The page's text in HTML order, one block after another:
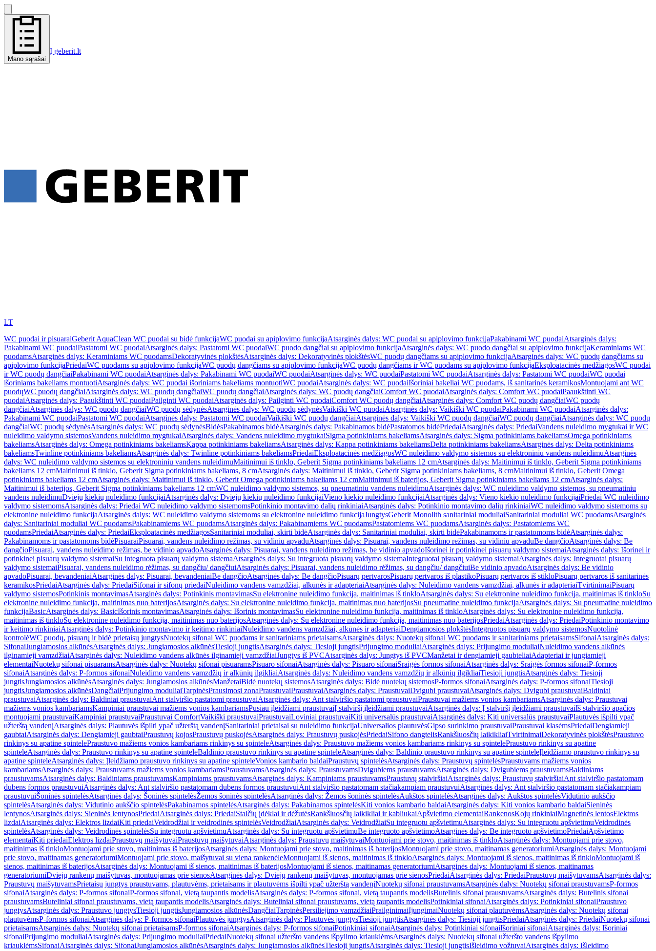
Mano sąrašai
Į geberit.lt
LT
WC puodai ir pisuaraiGeberit AquaClean WC puodai su bidė funkcijaWC puodai su apiplovimo funkcijaAtsarginės dalys: WC puodai su apiplovimo funkcijaPakabinami WC puodaiAtsarginės dalys:
Pakabinami WC puodaiPastatomi WC puodaiAtsarginės dalys: Pastatomi WC puodaiWC puodo dangčiai su apiplovimo funkcijaAtsarginės dalys: WC puodo dangčiai su apiplovimo funkcijaKeraminiams WC
puodamsAtsarginės dalys: Keraminiams WC puodamsDekoratyvinės plokštėsAtsarginės dalys: Dekoratyvinės plokštėsWC puodų dangčiams su apiplovimo funkcijaAtsarginės dalys: WC puodų dangčiams su
apiplovimo funkcijaPriedaiWC puodams su apiplovimo funkcijaWC puodų dangčiams su apiplovimo funkcijaWC puodų dangčiams ir WC puodams su apiplovimo funkcijaEksploatacinės medžiagosWC puodai
ir WC puodų dangčiaiPakabinami WC puodaiAtsarginės dalys: Pakabinami WC puodaiWC puodaiAtsarginės dalys: WC puodaiPastatomi WC puodaiAtsarginės dalys: Pastatomi WC puodaiWC puodai
išoriniams bakeliams montuotiAtsarginės dalys: WC puodai išoriniams bakeliams montuotiWC puodaiAtsarginės dalys: WC puodaiIšoriniai bakeliai WC puodams, iš sanitarinės keramikosMontuojami ant WC
puodųWC puodų dangčiaiAtsarginės dalys: WC puodų dangčiaiWC puodų dangčiaiAtsarginės dalys: WC puodų dangčiaiComfort WC puodaiAtsarginės dalys: Comfort WC puodaiPaaukštinti WC
puodaiAtsarginės dalys: Paaukštinti WC puodaiPailginti WC puodaiAtsarginės dalys: Pailginti WC puodaiComfort WC puodų dangčiaiAtsarginės dalys: Comfort WC puodų dangčiaiWC puodų
dangčiaiAtsarginės dalys: WC puodų dangčiaiWC puodų sėdynėsAtsarginės dalys: WC puodų sėdynėsVaikiški WC puodaiAtsarginės dalys: Vaikiški WC puodaiPakabinami WC puodaiAtsarginės dalys:
Pakabinami WC puodaiPastatomi WC puodaiAtsarginės dalys: Pastatomi WC puodaiVaikiški WC puodų dangčiaiAtsarginės dalys: Vaikiški WC puodų dangčiaiWC puodų dangčiaiAtsarginės dalys: WC puodų
dangčiaiWC puodų sėdynėsAtsarginės dalys: WC puodų sėdynėsBidėsPakabinamos bidėAtsarginės dalys: Pakabinamos bidėPastatomos bidėPriedaiAtsarginės dalys: PriedaiVandens nuleidimo mygtukai ir WC
nuleidimo valdymo sistemosVandens nuleidimo mygtukaiAtsarginės dalys: Vandens nuleidimo mygtukaiSigma potinkiniams bakeliamsAtsarginės dalys: Sigma potinkiniams bakeliamsOmega potinkiniams
bakeliamsAtsarginės dalys: Omega potinkiniams bakeliamsKappa potinkiniams bakeliamsAtsarginės dalys: Kappa potinkiniams bakeliamsDelta potinkiniams bakeliamsAtsarginės dalys: Delta potinkiniams
bakeliamsTwinline potinkiniams bakeliamsAtsarginės dalys: Twinline potinkiniams bakeliamsPriedaiEksploatacinės medžiagosWC nuleidimo valdymo sistemos su elektroniniu vandens nuleidimuAtsarginės
dalys: WC nuleidimo valdymo sistemos su elektroniniu vandens nuleidimuMaitinimui iš tinklo, Geberit Sigma potinkiniams bakeliams 12 cmAtsarginės dalys: Maitinimui iš tinklo, Geberit Sigma potinkiniams
bakeliams 12 cmMaitinimui iš tinklo, Geberit Sigma potinkiniams bakeliams, 8 cmAtsarginės dalys: Maitinimui iš tinklo, Geberit Sigma potinkiniams bakeliams, 8 cmMaitinimui iš tinklo, Geberit Omega
potinkiniams bakeliams 12 cmAtsarginės dalys: Maitinimui iš tinklo, Geberit Omega potinkiniams bakeliams 12 cmMaitinimui iš baterijos, Geberit Sigma potinkiniams bakeliams 12 cmAtsarginės dalys:
Maitinimui iš baterijos, Geberit Sigma potinkiniams bakeliams 12 cmWC nuleidimo valdymo sistemos, su pneumatiniu vandens nuleidimuAtsarginės dalys: WC nuleidimo valdymo sistemos, su pneumatiniu
vandens nuleidimuDviejų kiekių nuleidimo funkcijaiAtsarginės dalys: Dviejų kiekių nuleidimo funkcijaiVieno kiekio nuleidimo funkcijaiAtsarginės dalys: Vieno kiekio nuleidimo funkcijaiPriedai WC nuleidimo
valdymo sistemomsAtsarginės dalys: Priedai WC nuleidimo valdymo sistemomsPotinkinio montavimo dalių rinkiniaiAtsarginės dalys: Potinkinio montavimo dalių rinkiniaiWC nuleidimo valdymo sistemoms su
elektronine nuleidimo funkcijaAtsarginės dalys: WC nuleidimo valdymo sistemoms su elektronine nuleidimo funkcijaJungtysGeberit Monolith sanitariniai moduliaiSanitariniai moduliai WC puodamsAtsarginės
dalys: Sanitariniai moduliai WC puodamsPakabinamiems WC puodamsAtsarginės dalys: Pakabinamiems WC puodamsPastatomiems WC puodamsAtsarginės dalys: Pastatomiems WC
puodamsPriedaiAtsarginės dalys: PriedaiEksploatacinės medžiagosSanitariniai moduliai, skirti bidėAtsarginės dalys: Sanitariniai moduliai, skirti bidėPakabinamoms ir pastatomoms bidėAtsarginės dalys:
Pakabinamoms ir pastatomoms bidėPisuaraiPisuarai, vandens nuleidimo režimas, su vidiniu apvaduAtsarginės dalys: Pisuarai, vandens nuleidimo režimas, su vidiniu apvaduBe dangčioAtsarginės dalys: Be
dangčioPisuarai, vandens nuleidimo režimas, be vidinio apvadoAtsarginės dalys: Pisuarai, vandens nuleidimo režimas, be vidinio apvadoIšorinei ir potinkinei pisuarų valdymo sistemaiAtsarginės dalys: Išorinei ir
potinkinei pisuarų valdymo sistemaiSu integruota pisuarų valdymo sistemaAtsarginės dalys: Su integruota pisuarų valdymo sistemaIntegruotai pisuarų valdymo sistemaiAtsarginės dalys: Integruotai pisuarų
valdymo sistemaiPisuarai, vandens nuleidimo rėžimas, su dangčiu/ dangčiuiAtsarginės dalys: Pisuarai, vandens nuleidimo rėžimas, su dangčiu/ dangčiuiBe vidinio apvadoAtsarginės dalys: Be vidinio
apvadoPisuarai, bevandeniaiAtsarginės dalys: Pisuarai, bevandeniaiBe dangčioAtsarginės dalys: Be dangčioPisuarų pertvarosPisuarų pertvaros iš plastikoPisuarų pertvaros iš stikloPisuarų pertvaros iš sanitarinės
keramikosPriedaiAtsarginės dalys: PriedaiSifonai ir sifonų priedaiNuleidimo vandens vamzdžiai, alkūnės ir adapteriaiAtsarginės dalys: Nuleidimo vandens vamzdžiai, alkūnės ir adapteriaiTvirtinimaiPisuarų
valdymo sistemosPotinkinis montavimasAtsarginės dalys: Potinkinis montavimasSu elektronine nuleidimo funkcija, maitinimas iš tinkloAtsarginės dalys: Su elektronine nuleidimo funkcija, maitinimas iš tinkloSu
elektronine nuleidimo funkcija, maitinimas nuo baterijosAtsarginės dalys: Su elektronine nuleidimo funkcija, maitinimas nuo baterijosSu pneumatine nuleidimo funkcijaAtsarginės dalys: Su pneumatine nuleidimo
funkcijaBasicAtsarginės dalys: BasicIšorinis montavimasAtsarginės dalys: Išorinis montavimasSu elektronine nuleidimo funkcija, maitinimas iš tinkloAtsarginės dalys: Su elektronine nuleidimo funkcija,
maitinimas iš tinkloSu elektronine nuleidimo funkcija, maitinimas nuo baterijosAtsarginės dalys: Su elektronine nuleidimo funkcija, maitinimas nuo baterijosPriedaiAtsarginės dalys: PriedaiPotinkinio montavimo
ir keitimo rinkiniaiAtsarginės dalys: Potinkinio montavimo ir keitimo rinkiniaiNuleidimo vandens vamzdžiai, alkūnės ir adapteriaiDengiamosios plokštėsIntegruotos pisuarų valdymo sistemosNuotolinė
kontrolėWC puodų, pisuarų ir bidė prietaisų jungtysNuotekų sifonai WC puodams ir sanitariniams prietaisamsAtsarginės dalys: Nuotekų sifonai WC puodams ir sanitariniams prietaisamsSifonaiAtsarginės dalys:
SifonaiJungiamosios alkūnėsAtsarginės dalys: Jungiamosios alkūnėsTiesioji jungtisAtsarginės dalys: Tiesioji jungtisPrijungimo moduliaiAtsarginės dalys: Prijungimo moduliaiNuleidimo vandens alkūnės
ilginamieji vamzdžiaiAtsarginės dalys: Nuleidimo vandens alkūnės ilginamieji vamzdžiaiJungtys iš PVCAtsarginės dalys: Jungtys iš PVCManžetai ir dengiamieji gaubteliaiAdapteriai ir jungiamieji
elementaiNuotekų sifonai pisuaramsAtsarginės dalys: Nuotekų sifonai pisuaramsPisuaro sifonaiAtsarginės dalys: Pisuaro sifonaiSraigės formos sifonaiAtsarginės dalys: Sraigės formos sifonaiP-formos
sifonaiAtsarginės dalys: P-formos sifonaiNuleidimo vandens vamzdžių ir alkūnių ilgikliaiAtsarginės dalys: Nuleidimo vandens vamzdžių ir alkūnių ilgikliaiTiesioji jungtisAtsarginės dalys: Tiesioji
jungtisJungiamosios alkūnėsAtsarginės dalys: Jungiamosios alkūnėsManžetaiBidė nuotekų sistemosAtsarginės dalys: Bidė nuotekų sistemosP-formos sifonaiAtsarginės dalys: P-formos sifonaiTiesioji
jungtisJungiamosios alkūnėsDangčiaiPrijungimo moduliaiTarpinėsPrausimosi zonaPraustuvaiPraustuvaiAtsarginės dalys: PraustuvaiDvigubi praustuvaiAtsarginės dalys: Dvigubi praustuvaiBaldiniai
praustuvaiAtsarginės dalys: Baldiniai praustuvaiAnt stalviršio pastatomi praustuvaiAtsarginės dalys: Ant stalviršio pastatomi praustuvaiPraustuvai mažiems vonios kambariamsAtsarginės dalys: Praustuvai
mažiems vonios kambariamsKampiniai praustuvai mažiems vonios kambariamsPusiau įleidžiami praustuvaiĮ stalviršį įleidžiami praustuvaiAtsarginės dalys: Į stalviršį įleidžiami praustuvaiIš stalviršio apačios
montuojami praustuvaiKampiniai praustuvaiPraustuvai ComfortVaikiški praustuvaiPraustuvaiLoviniai praustuvaiKiti universalūs praustuvaiAtsarginės dalys: Kiti universalūs praustuvaiPlautuvės išpilti ypač
užterštą vandenįAtsarginės dalys: Plautuvės išpilti ypač užterštą vandenįSanitariniai prietaisai su nuleidimo funkcijaUniversalios plautuvėsGipso surinkimo praustuvaiPraustuvai klasėmsPriedaiDengiamieji
gaubtaiAtsarginės dalys: Dengiamieji gaubtaiPraustuvų kojosPraustuvų puskojėsAtsarginės dalys: Praustuvų puskojėsPriedaiSifono dangtelisRankšluosčių laikikliaiTvirtinimaiDekoratyvinės plokštėsPraustuvo
rinkinys su apatine spintelePraustuvo mažiems vonios kambariams rinkinys su spinteleAtsarginės dalys: Praustuvo mažiems vonios kambariams rinkinys su spintelePraustuvo rinkinys su apatine
spinteleAtsarginės dalys: Praustuvo rinkinys su apatine spinteleBaldinio praustuvo rinkinys su apatine spinteleAtsarginės dalys: Baldinio praustuvo rinkinys su apatine spinteleĮleidžiamo praustuvo rinkinys su
apatine spinteleAtsarginės dalys: Įleidžiamo praustuvo rinkinys su apatine spinteleVonios kambario baldaiPraustuvų spintelėsAtsarginės dalys: Praustuvų spintelėsPraustuvams mažiems vonios
kambariamsAtsarginės dalys: Praustuvams mažiems vonios kambariamsPraustuvamsAtsarginės dalys: PraustuvamsDvigubiems praustuvamsAtsarginės dalys: Dvigubiems praustuvamsBaldiniams
praustuvamsAtsarginės dalys: Baldiniams praustuvamsKampiniams praustuvamsAtsarginės dalys: Kampiniams praustuvamsPraustuvų stalviršiaiAtsarginės dalys: Praustuvų stalviršiaiAnt stalviršio pastatomam
dubens formos praustuvuiAtsarginės dalys: Ant stalviršio pastatomam dubens formos praustuvuiAnt stalviršio pastatomam stačiakampiam praustuvuiAtsarginės dalys: Ant stalviršio pastatomam stačiakampiam
praustuvuiŠoninės spintelėsAtsarginės dalys: Šoninės spintelėsŽemos šoninės spintelėsAtsarginės dalys: Žemos šoninės spintelėsAukštos spintelėsAtsarginės dalys: Aukštos spintelėsVidutinio aukščio
spintelėsAtsarginės dalys: Vidutinio aukščio spintelėsPakabinamos spintelėsAtsarginės dalys: Pakabinamos spintelėsKiti vonios kambario baldaiAtsarginės dalys: Kiti vonios kambario baldaiSieninės
lentynosAtsarginės dalys: Sieninės lentynosPriedaiAtsarginės dalys: PriedaiStalčių įdėklai ir dėžutėsRankšluosčių laikikliai ir kabliukaiApšvietimo elementaiRankenosKojų rinkiniaiMagnetinės lentosElektros
lizdaiAtsarginės dalys: Elektros lizdaiKiti priedaiVeidrodžiai ir veidrodinės spintelėsVeidrodžiaiAtsarginės dalys: VeidrodžiaiSu integruotu apšvietimuAtsarginės dalys: Su integruotu apšvietimuVeidrodinės
spintelėsAtsarginės dalys: Veidrodinės spintelėsSu integruotu apšvietimuAtsarginės dalys: Su integruotu apšvietimuBe integruoto apšvietimoAtsarginės dalys: Be integruoto apšvietimoPriedaiApšvietimo
elementaiKiti priedaiElektros lizdaiPraustuvų maišytuvaiPraustuvų maišytuvaiAtsarginės dalys: Praustuvų maišytuvaiMontuojami prie stovo, maitinimas iš tinkloAtsarginės dalys: Montuojami prie stovo,
maitinimas iš tinkloMontuojami prie stovo, maitinimas iš baterijosAtsarginės dalys: Montuojami prie stovo, maitinimas iš baterijosMontuojami prie stovo, maitinamas generatoriumiAtsarginės dalys: Montuojami
prie stovo, maitinamas generatoriumiMontuojami prie stovo, maišytuvai su viena rankenėleMontuojami iš sienos, maitinimas iš tinkloAtsarginės dalys: Montuojami iš sienos, maitinimas iš tinkloMontuojami iš
sienos, maitinimas iš baterijosAtsarginės dalys: Montuojami iš sienos, maitinimas iš baterijosMontuojami iš sienos, maitinamas generatoriumiAtsarginės dalys: Montuojami iš sienos, maitinamas
generatoriumiDviejų rankenų maišytuvas, montuojamas prie sienosAtsarginės dalys: Dviejų rankenų maišytuvas, montuojamas prie sienosPriedaiAtsarginės dalys: PriedaiPraustuvų maišytuvamsAtsarginės dalys:
Praustuvų maišytuvamsPrietaisų jungtys praustuvams, plautuvėms, prietaisams ir plautuvėms išpilti ypač užterštą vandenįNuotekų sifonai praustuvamsAtsarginės dalys: Nuotekų sifonai praustuvamsP-formos
sifonaiAtsarginės dalys: P-formos sifonaiP-formos sifonai, vietą taupantis modelisAtsarginės dalys: P-formos sifonai, vietą taupantis modelisButelinis sifonai praustuvamsAtsarginės dalys: Butelinis sifonai
praustuvamsButeliniai sifonai praustuvams, vietą taupantis modelisAtsarginės dalys: Buteliniai sifonai praustuvams, vietą taupantis modelisPotinkiniai sifonaiAtsarginės dalys: Potinkiniai sifonaiPraustuvo
jungtysAtsarginės dalys: Praustuvo jungtysTiesioji jungtisJungiamosios alkūnėsDangčiaiTarpinėsPersiliejimo vamzdžiaiPrailginimaiĮjungimaiNuotekų sifonai plautuvėmsAtsarginės dalys: Nuotekų sifonai
plautuvėmsP-formos sifonaiAtsarginės dalys: P-formos sifonaiPlautuvės jungtysAtsarginės dalys: Plautuvės jungtysTiesioji jungtisAtsarginės dalys: Tiesioji jungtisPriedaiAtsarginės dalys: PriedaiNuotekų sifonai
prietaisamsAtsarginės dalys: Nuotekų sifonai prietaisamsP-formos sifonaiAtsarginės dalys: P-formos sifonaiPotinkiniai sifonaiAtsarginės dalys: Potinkiniai sifonaiIšoriniai sifonaiAtsarginės dalys: Išoriniai
sifonaiPrijungimo moduliaiAtsarginės dalys: Prijungimo moduliaiPriedaiNuotekų sifonai užteršto vandens išpylimo kriauklėmsAtsarginės dalys: Nuotekų sifonai užteršto vandens išpylimo
kriauklėmsSifonaiAtsarginės dalys: SifonaiJungiamosios alkūnėsAtsarginės dalys: Jungiamosios alkūnėsTiesioji jungtisAtsarginės dalys: Tiesioji jungtisIšleidimo vožtuvaiAtsarginės dalys: Išleidimo